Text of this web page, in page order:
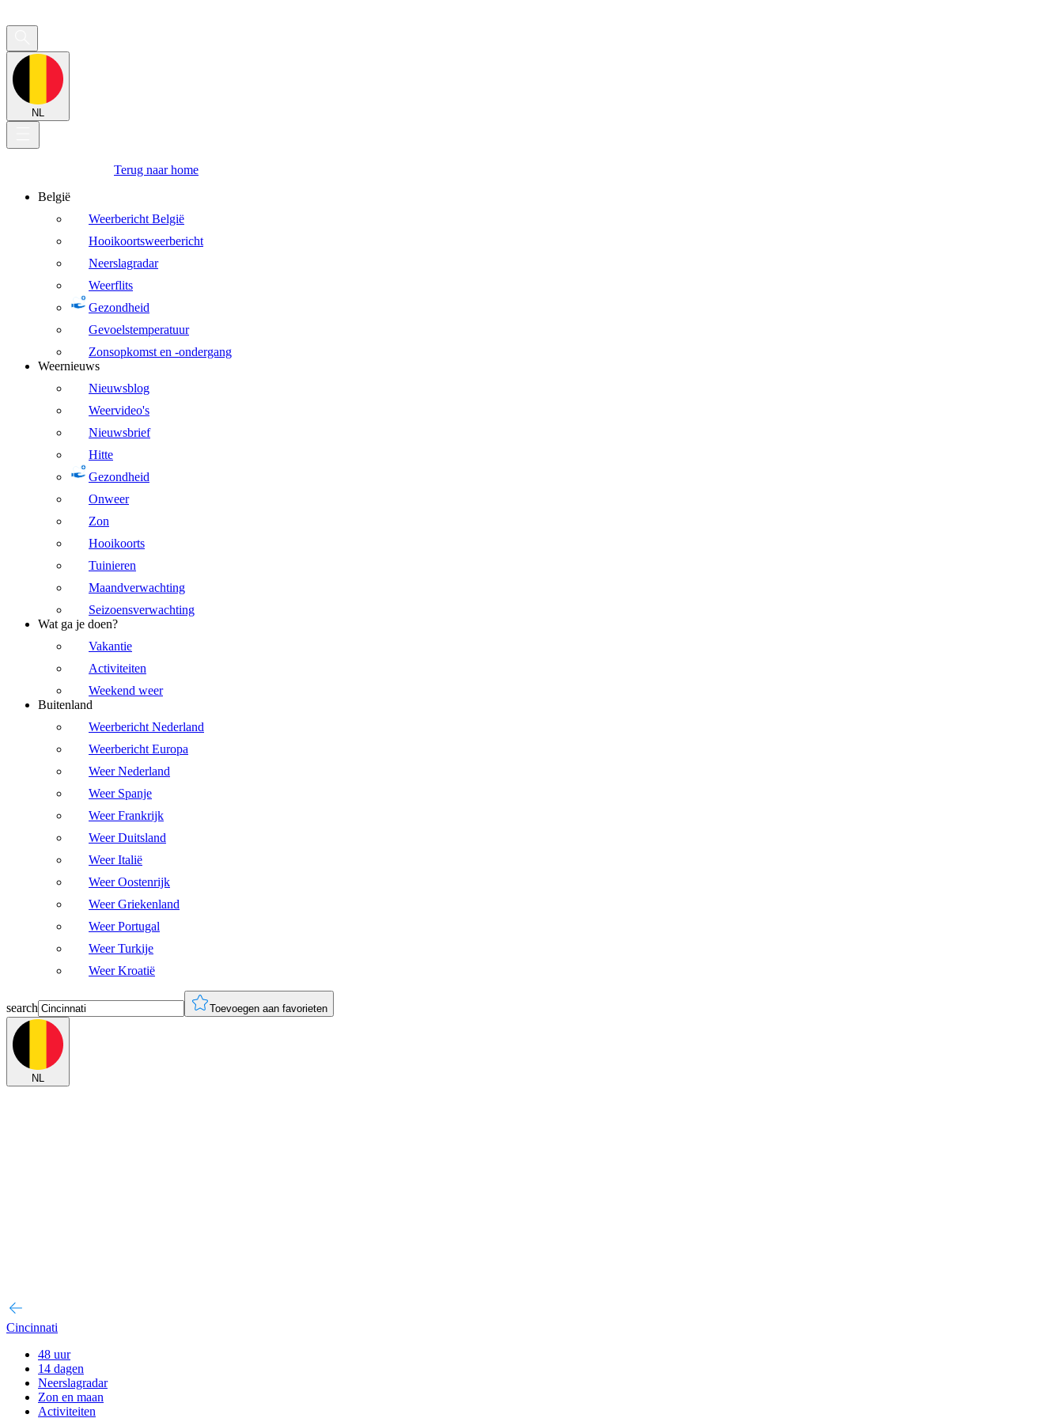
NL
Terug naar home
België
Weerbericht België
Hooikoortsweerbericht
Neerslagradar
Weerflits
Gezondheid
Gevoelstemperatuur
Zonsopkomst en -ondergang
Weernieuws
Nieuwsblog
Weervideo's
Nieuwsbrief
Hitte
Gezondheid
Onweer
Zon
Hooikoorts
Tuinieren
Maandverwachting
Seizoensverwachting
Wat ga je doen?
Vakantie
Activiteiten
Weekend weer
Buitenland
Weerbericht Nederland
Weerbericht Europa
Weer Nederland
Weer Spanje
Weer Frankrijk
Weer Duitsland
Weer Italië
Weer Oostenrijk
Weer Griekenland
Weer Portugal
Weer Turkije
Weer Kroatië
search Toevoegen aan favorieten
NL
Cincinnati
48 uur
14 dagen
Neerslagradar
Zon en maan
Activiteiten